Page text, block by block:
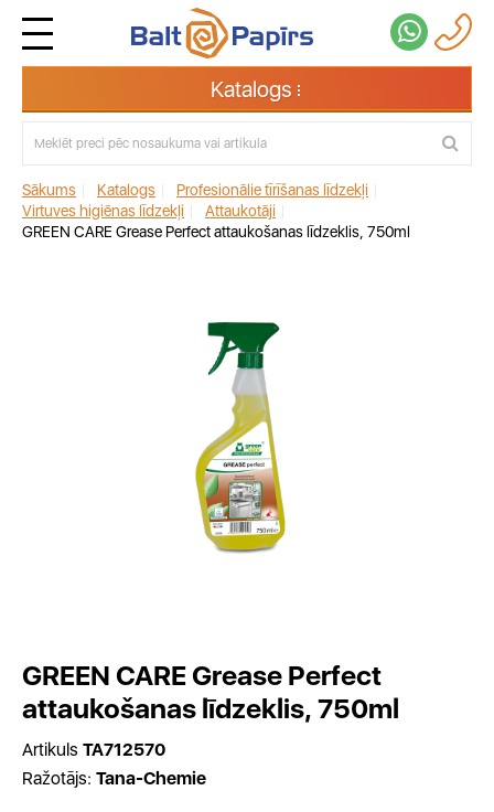
Katalogs
Sākums Katalogs Profesionālie tīrīšanas līdzekļi
Virtuves higiēnas līdzekļi
Attaukotāji
GREEN CARE Grease Perfect attaukošanas līdzeklis, 750ml
GREEN CARE Grease Perfect
attaukošanas līdzeklis, 750ml
Artikuls TA712570
Ražotājs: Tana-Chemie